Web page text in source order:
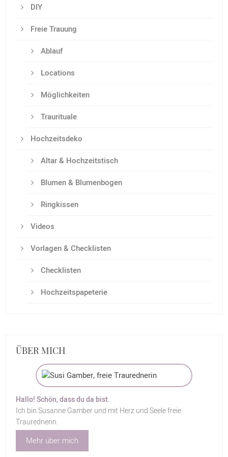
DIY
Freie Trauung
Ablauf
Locations
Möglichkeiten
Traurituale
Hochzeitsdeko
Altar & Hochzeitstisch
Blumen & Blumenbogen
Ringkissen
Videos
Vorlagen & Checklisten
Checklisten
Hochzeitspapeterie
ÜBER MICH
Hallo! Schön, dass du da bist.
Ich bin Susanne Gamber und mit Herz und Seele freie
Traurednerin.
Mehr über mich